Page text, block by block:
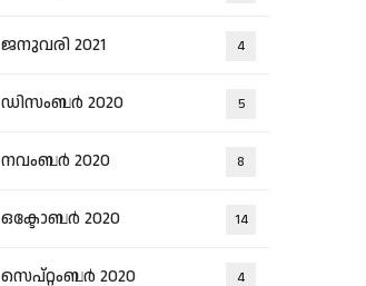
ജനുവരി 2021 4
ഡിസംബർ 2020 5
നവംബർ 2020 8
ഒക്ടോബർ 2020 14
സെപ്റ്റംബർ 2020 4